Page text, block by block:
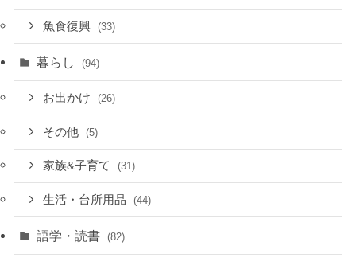
魚食復興 (33)
暮らし (94)
お出かけ (26)
その他 (5)
家族&子育て (31)
生活・台所用品 (44)
語学・読書 (82)